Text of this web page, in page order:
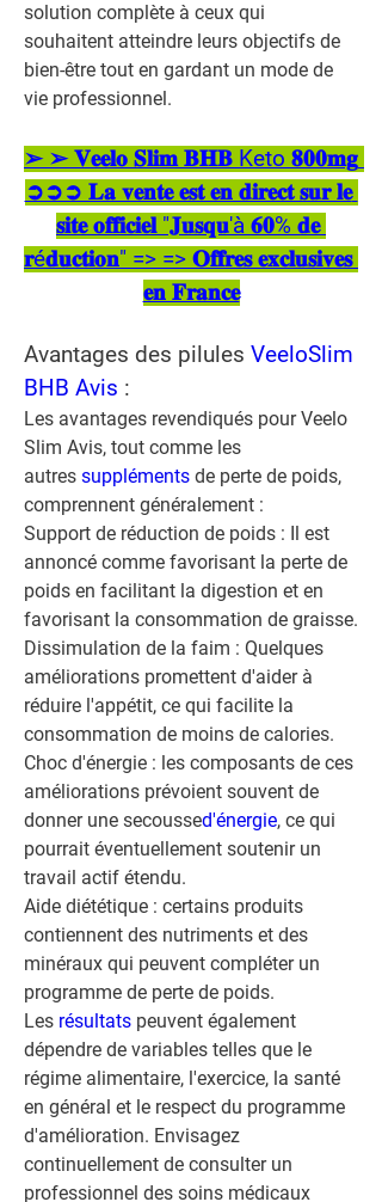
solution complète à ceux qui
souhaitent atteindre leurs objectifs de
bien-être tout en gardant un mode de
vie professionnel.
➢ ➢ 𝐕𝐞𝐞𝐥𝐨 𝐒𝐥𝐢𝐦 𝐁𝐇𝐁 Keto 𝟖𝟎𝟎𝐦𝐠
➲➲➲ 𝐋𝐚 𝐯𝐞𝐧𝐭𝐞 𝐞𝐬𝐭 𝐞𝐧 𝐝𝐢𝐫𝐞𝐜𝐭 𝐬𝐮𝐫 𝐥𝐞
𝐬𝐢𝐭𝐞 𝐨𝐟𝐟𝐢𝐜𝐢𝐞𝐥 "𝐉𝐮𝐬𝐪𝐮'à 𝟔𝟎% 𝐝𝐞
𝐫é𝐝𝐮𝐜𝐭𝐢𝐨𝐧" => => 𝐎𝐟𝐟𝐫𝐞𝐬 𝐞𝐱𝐜𝐥𝐮𝐬𝐢𝐯𝐞𝐬
𝐞𝐧 𝐅𝐫𝐚𝐧𝐜𝐞
Avantages des pilules VeeloSlim
BHB Avis :
Les avantages revendiqués pour Veelo
Slim Avis, tout comme les
autres suppléments de perte de poids,
comprennent généralement :
Support de réduction de poids : Il est
annoncé comme favorisant la perte de
poids en facilitant la digestion et en
favorisant la consommation de graisse.
Dissimulation de la faim : Quelques
améliorations promettent d'aider à
réduire l'appétit, ce qui facilite la
consommation de moins de calories.
Choc d'énergie : les composants de ces
améliorations prévoient souvent de
donner une secoussed'énergie, ce qui
pourrait éventuellement soutenir un
travail actif étendu.
Aide diététique : certains produits
contiennent des nutriments et des
minéraux qui peuvent compléter un
programme de perte de poids.
Les résultats peuvent également
dépendre de variables telles que le
régime alimentaire, l'exercice, la santé
en général et le respect du programme
d'amélioration. Envisagez
continuellement de consulter un
professionnel des soins médicaux